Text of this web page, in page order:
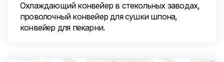
Охлаждающий конвейер в стекольных заводах,
проволочный конвейер для сушки шпона,
конвейер для пекарни.